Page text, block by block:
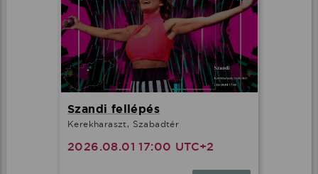
Szandi fellépés
Kerekharaszt, Szabadtér
2026.08.01 17:00 UTC+2